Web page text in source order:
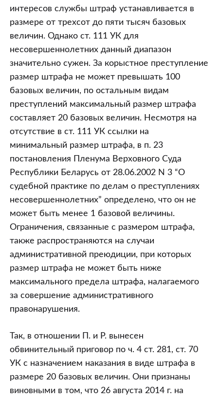
интересов службы штраф устанавливается в
размере от трехсот до пяти тысяч базовых
величин. Однако ст. 111 УК для
несовершеннолетних данный диапазон
значительно сужен. За корыстное преступление
размер штрафа не может превышать 100
базовых величин, по остальным видам
преступлений максимальный размер штрафа
составляет 20 базовых величин. Несмотря на
отсутствие в ст. 111 УК ссылки на
минимальный размер штрафа, в п. 23
постановления Пленума Верховного Суда
Республики Беларусь от 28.06.2002 N 3 “О
судебной практике по делам о преступлениях
несовершеннолетних” определено, что он не
может быть менее 1 базовой величины.
Ограничения, связанные с размером штрафа,
также распространяются на случаи
административной преюдиции, при которых
размер штрафа не может быть ниже
максимального предела штрафа, налагаемого
за совершение административного
правонарушения.
Так, в отношении П. и Р. вынесен
обвинительный приговор по ч. 4 ст. 281, ст. 70
УК с назначением наказания в виде штрафа в
размере 20 базовых величин. Они признаны
виновными в том, что 26 августа 2014 г. на